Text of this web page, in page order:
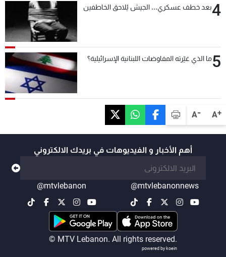
A+
A-
4بعد خطف عسكري... الجيش يُلاحق الخاطفين
5ما الذي غيّرته المفاوضات اللبنانية الإسرائيلية؟
أهم الأخبار و الفيديوهات في بريدك الالكتروني
@mtvlebanonnews
@mtvlebanon
© MTV Lebanon. All rights reserved.
powered by koein